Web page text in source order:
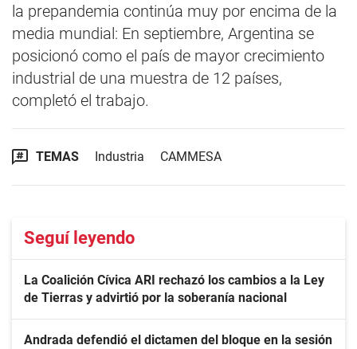
la prepandemia continúa muy por encima de la
media mundial: En septiembre, Argentina se
posicionó como el país de mayor crecimiento
industrial de una muestra de 12 países,
completó el trabajo.
TEMAS Industria CAMMESA
Seguí leyendo
La Coalición Cívica ARI rechazó los cambios a la Ley
de Tierras y advirtió por la soberanía nacional
Andrada defendió el dictamen del bloque en la sesión